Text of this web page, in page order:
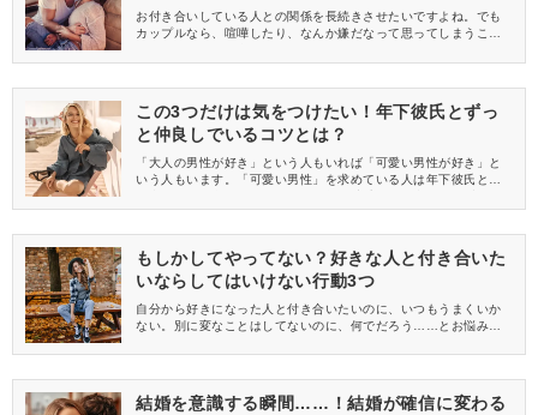
お付き合いしている人との関係を長続きさせたいですよね。でも
カップルなら、喧嘩したり、なんか嫌だなって思ってしまうこと
今回の記事では、彼氏との関係を長続きさせるために必要なこと
この3つだけは気をつけたい！年下彼氏とずっ
と仲良しでいるコツとは？
「大人の男性が好き」という人もいれば「可愛い男性が好き」と
いう人もいます。「可愛い男性」を求めている人は年下彼氏と付
仲良く付き合いたいですよね。今回は、年下彼氏と付き合ってい
もしかしてやってない？好きな人と付き合いた
いならしてはいけない行動3つ
自分から好きになった人と付き合いたいのに、いつもうまくいか
ない。別に変なことはしてないのに、何でだろう……とお悩みの
「もしかしたらやっているかも？」というやってしまいがちな行
結婚を意識する瞬間……！結婚が確信に変わる